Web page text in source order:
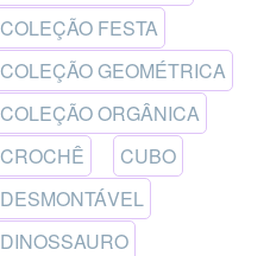
COLEÇÃO FESTA
COLEÇÃO GEOMÉTRICA
COLEÇÃO ORGÂNICA
CROCHÊ
CUBO
DESMONTÁVEL
DINOSSAURO